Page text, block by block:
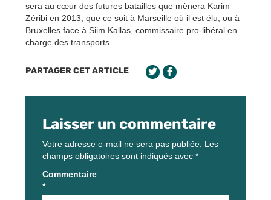
sera au cœur des futures batailles que mènera Karim
Zéribi en 2013, que ce soit à Marseille où il est élu, ou à
Bruxelles face à Siim Kallas, commissaire pro-libéral en
charge des transports.
PARTAGER CET ARTICLE
Laisser un commentaire
Votre adresse e-mail ne sera pas publiée. Les
champs obligatoires sont indiqués avec *
Commentaire
*